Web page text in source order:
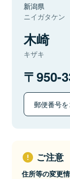
新潟県
ニイガタケン
木崎
キザキ
950-
郵便番号
ご注意
住所等の変更